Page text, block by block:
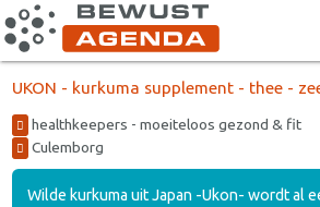
UKON - kurkuma supplement - thee -
healthkeepers - moeiteloos gezond & fit
Culemborg
Wilde kurkuma uit Japan -Ukon- wordt al